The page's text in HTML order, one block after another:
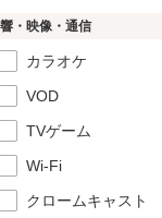
・映像・通信
カラオケ
VOD
TVゲーム
Wi-Fi
クロームキャスト